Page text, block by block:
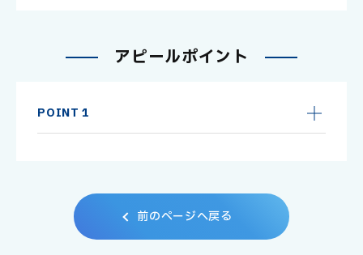
ア ピールポイン ト
POINT 1
前のページへ戻る